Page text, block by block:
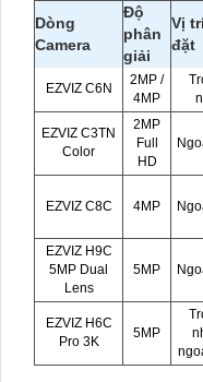
Dòng
Camera
Độ
phân
giải
Vị
đặt
EZVIZ C6N
2MP /
4MP
EZVIZ C3TN
Color
2MP
Full
HD
EZVIZ C8C 4MP
EZVIZ H9C
5MP Dual
Lens
5MP
EZVIZ H6C
Pro 3K
5MP